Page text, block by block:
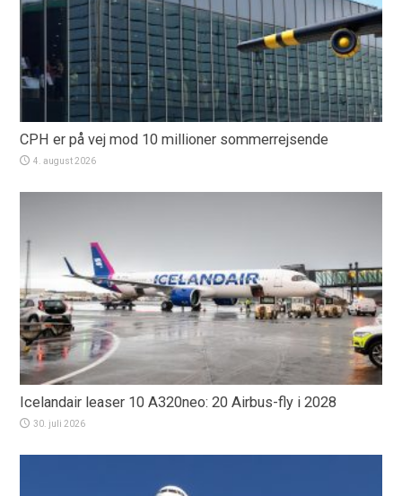
CPH er på vej mod 10 millioner sommerrejsende
4. august 2026
Icelandair leaser 10 A320neo: 20 Airbus-fly i 2028
30. juli 2026